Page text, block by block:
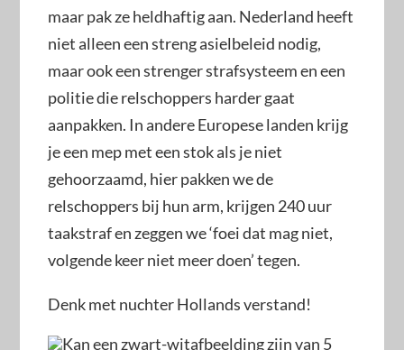
maar pak ze heldhaftig aan. Nederland heeft
niet alleen een streng asielbeleid nodig,
maar ook een strenger strafsysteem en een
politie die relschoppers harder gaat
aanpakken. In andere Europese landen krijg
je een mep met een stok als je niet
gehoorzaamd, hier pakken we de
relschoppers bij hun arm, krijgen 240 uur
taakstraf en zeggen we ‘foei dat mag niet,
volgende keer niet meer doen’ tegen.
Denk met nuchter Hollands verstand!